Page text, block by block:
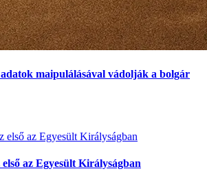
adatok maipulálásával vádolják a bolgár
az Egyesült Királyságban